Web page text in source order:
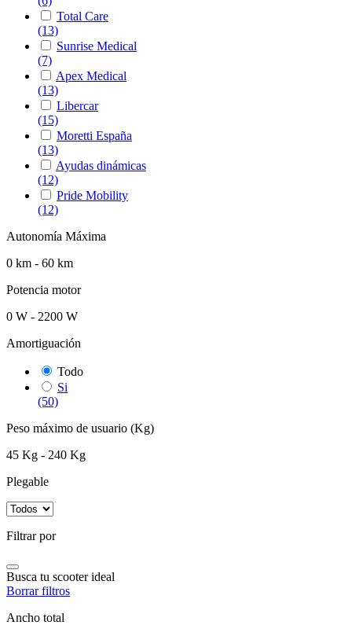
Total Care
(13)
Sunrise Medical
(7)
Apex Medical
(13)
Libercar
(15)
Moretti España
(13)
Ayudas dinámicas
(12)
Pride Mobility
(12)
Autonomía Máxima
0 km - 60 km
Potencia motor
0 W - 2200 W
Amortiguación
Todo
Si
(50)
Peso máximo de usuario (Kg)
45 Kg - 240 Kg
Plegable
Filtrar por
Busca tu scooter ideal
Borrar filtros
Ancho total